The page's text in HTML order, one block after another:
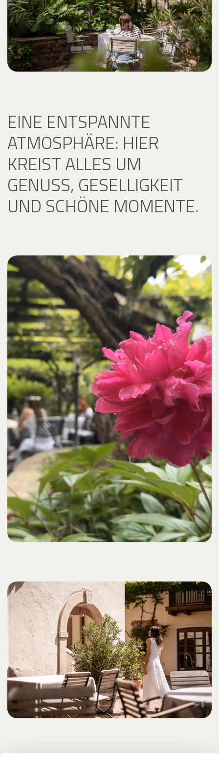
EINE ENTSPANNTE
ATMOSPHÄRE: HIER
KREIST ALLES UM
GENUSS, GESELLIGKEIT
UND SCHÖNE MOMENTE.